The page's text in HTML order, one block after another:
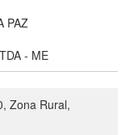
PAZ
- ME
Zona Rural,